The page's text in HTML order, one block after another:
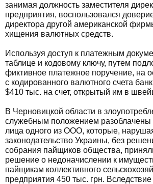
занимая должность заместителя
предприятия, воспользовался
директора другой американской
хищения валютных средств.
Используя доступ к платежным
таблице и кодовому ключу, путем
фиктивное платежное поручение, на
с кодированного валютного счета
$410 тыс. на счет, открытый им в
В Черновицкой области в
служебным положением
лица одного из ООО, которые,
законодательство Украины, без
собрания пайщиков общества,
решение о недоначислении к
пайщикам коллективного
предприятия 450 тыс. грн.